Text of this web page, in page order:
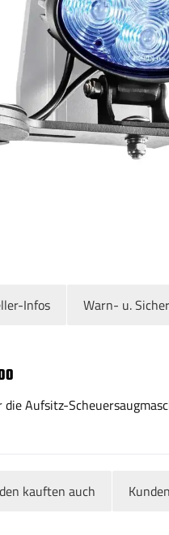
Infos Warn- u.
Aufsitz-
kauften auch